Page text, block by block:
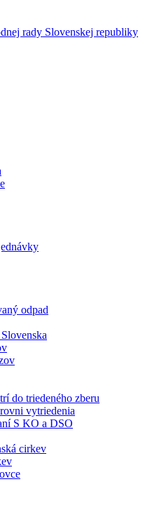
rady Slovenskej republiky
odpad
do triedeného zberu
vytriedenia
S KO a DSO
cirkev